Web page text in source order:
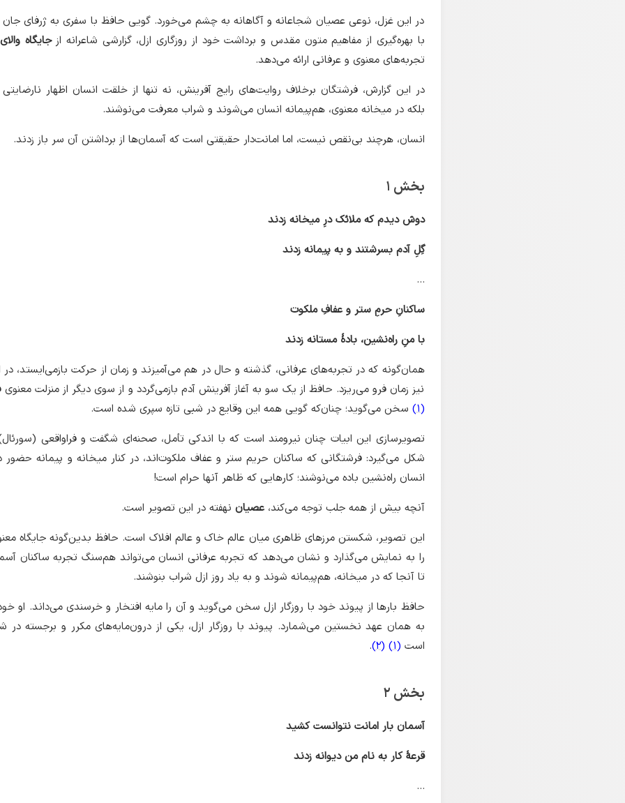
در این غزل، نوعی عصیان شجاعانه و آگاهانه به چشم می‌خورد. گویی حافظ با سفری به ژرفای
با بهره‌گیری از مفاهیم متون مقدس و برداشت خود از روزگاری ازل، گزارشی شاعرانه ازجایگاه
تجربه‌های معنوی و عرفانی ارائه می‌دهد.
در این گزارش، فرشتگان برخلاف روایت‌های رایج آفرینش، نه تنها از خلقت انسان اظهار نارضایتی
بلکه در میخانه معنوی، هم‌پیمانه انسان می‌شوند و شراب معرفت می‌نوشند.
انسان، هرچند بی‌نقص نیست، اما امانت‌دار حقیقتی است که آسمان‌ها از برداشتن آن سر باز زدند.
بخش ۱
دوش دیدم که ملائک درِ میخانه زدند
گِلِ آدم بسرشتند و به پیمانه زدند
...
ساکنانِ حرمِ ستر و عفافِ ملکوت
با منِ راه‌نشین، بادهٔ مستانه زدند
همان‌گونه که در تجربه‌های عرفانی، گذشته و حال در هم می‌آمیزند و زمان از حرکت بازمی‌ایستد، در
نیز زمان فرو می‌ریزد. حافظ از یک سو به آغاز آفرینش آدم بازمی‌گردد و از سوی دیگر از منزلت معنوی
(1)
سخن می‌گوید؛ چنان‌که گویی همه این وقایع در شبی تازه سپری شده است.
تصویرسازی این ابیات چنان نیرومند است که با اندکی تأمل، صحنه‌ای شگفت و فراواقعی
شکل می‌گیرد: فرشتگانی که ساکنان حریم ستر و عفاف ملکوت‌اند، در کنار میخانه و پیمانه حضور
انسان راه‌نشین باده می‌نوشند؛ کارهایی که ظاهر آنها حرام است!
آنچه بیش از همه جلب توجه می‌کند،عصیان نهفته در این تصویر است.
این تصویر، شکستن مرزهای ظاهری میان عالم خاک و عالم افلاک است. حافظ بدین‌گونه جایگاه
را به نمایش می‌گذارد و نشان می‌دهد که تجربه عرفانی انسان می‌تواند هم‌سنگ تجربه ساکنان
تا آنجا که در میخانه، هم‌پیمانه شوند و به یاد روز ازل شراب بنوشند.
حافظ بارها از پیوند خود با روزگار ازل سخن می‌گوید و آن را مایه افتخار و خرسندی می‌داند. او خود
به همان عهد نخستین می‌شمارد. پیوند با روزگار ازل، یکی از درون‌مایه‌های مکرر و برجسته در
است (1)
(2)
.
بخش ۲
آسمان بار امانت نتوانست کشید
قرعهٔ کار به نام من دیوانه زدند
...